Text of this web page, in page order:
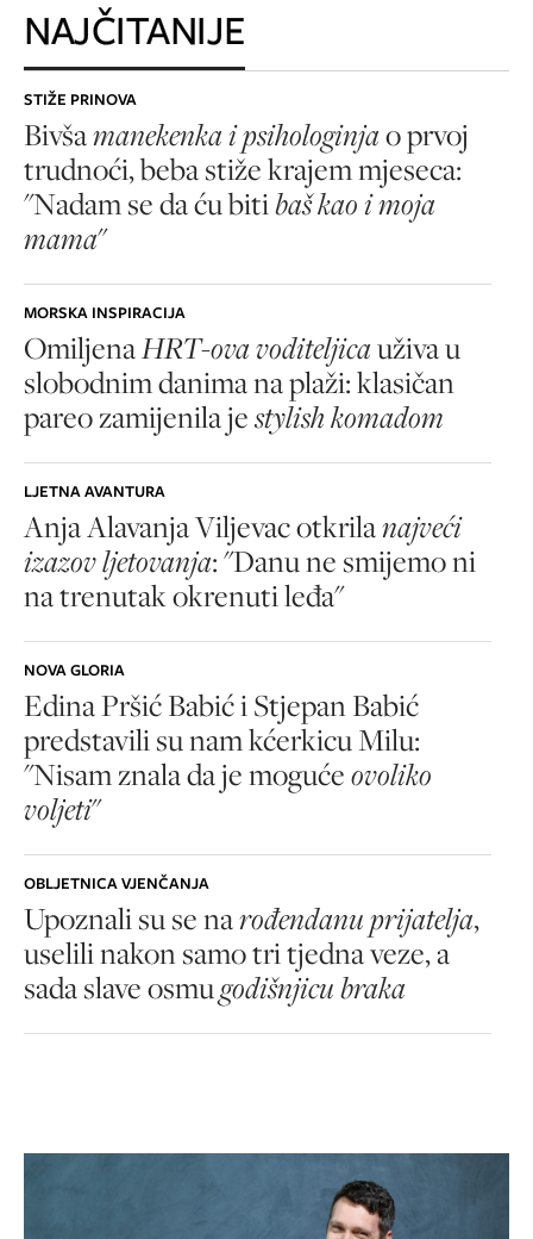
NAJČITANIJE
STIŽE PRINOVA
Bivšamanekenka i psihologinjao prvoj
trudnoći, beba stiže krajem mjeseca:
"Nadam se da ću bitibaš kao i moja
mama"
MORSKA INSPIRACIJA
OmiljenaHRT-ova voditeljicauživa u
slobodnim danima na plaži: klasičan
pareo zamijenila jestylish komadom
LJETNA AVANTURA
Anja Alavanja Viljevac otkrilanajveći
izazov ljetovanja: "Danu ne smijemo ni
na trenutak okrenuti leđa"
NOVA GLORIA
Edina Pršić Babić i Stjepan Babić
predstavili su nam kćerkicu Milu:
"Nisam znala da je mogućeovoliko
voljeti"
OBLJETNICA VJENČANJA
Upoznali su se narođendanu prijatelja,
uselili nakon samo tri tjedna veze, a
sada slave osmugodišnjicu braka